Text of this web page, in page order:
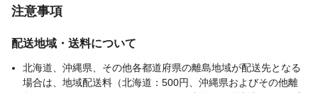
注意事項
配送地域・送料について
北海道、沖縄県、その他各都道府県の離島地域が配送先となる
場合は、地域配送料（北海道：500円、沖縄県およびその他離